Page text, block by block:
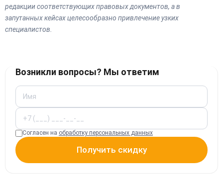
редакции соответствующих правовых документов, а в
запутанных кейсах целесообразно привлечение узких
специалистов.
Возникли вопросы? Мы ответим
Согласен на обработку персональных данных
Получить скидку